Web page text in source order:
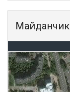
Майданчик